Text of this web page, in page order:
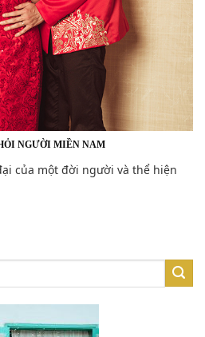
NGƯỜI MIỀN NAM
của một đời người và thể hiện